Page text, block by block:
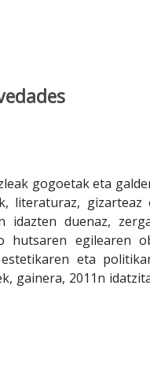
gogoetak eta
literaturaz, gizarteaz
idazten duenaz,
hutsaren egilearen
eta
gainera, 2011n